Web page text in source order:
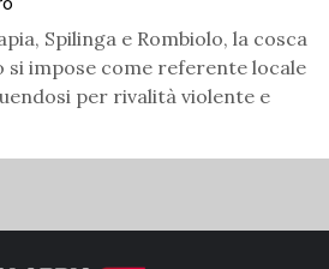
Spilinga e Rombiolo, la cosca
si impose come referente locale
per rivalità violente e